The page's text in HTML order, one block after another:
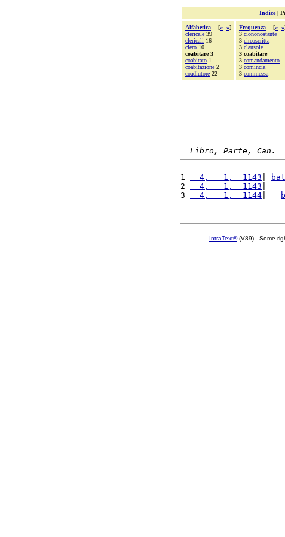
Indice|
Alfabetica [« »]
clericale 39
clericali 16
clero 10
coabitare 3
coabitato 1
coabitazione 2
coadiutore 22
Frequenza [« »
3 ciononostante
3 circoscritta
3 clausole
3 coabitare
3 comandamento
3 comincia
3 commessa
Libro, Parte, Can.
1
  4,   1,  1143
2
  4,   1,  1143
3
  4,   1,  1144
IntraText®(V89) - Some